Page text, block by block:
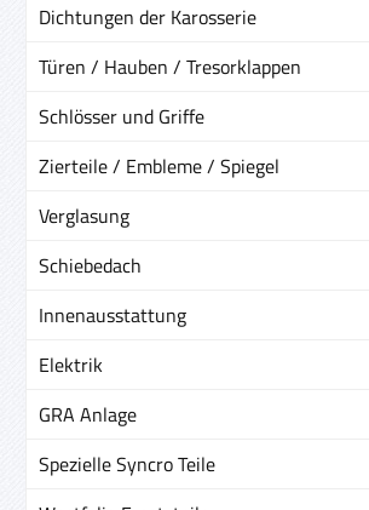
Dichtungen der Karosserie
Türen / Hauben / Tresorklappen
Schlösser und Griffe
Zierteile / Embleme / Spiegel
Verglasung
Schiebedach
Innenausstattung
Elektrik
GRA Anlage
Spezielle Syncro Teile